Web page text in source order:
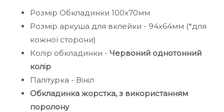
Розмір Обкладинки 100х70мм
Розмір аркуша для вклейки - 94х64мм (*для
кожної сторони)
Колір обкладинки - Червоний однотонний
колір
Палітурка - Вініл
Обкладинка жорстка, з використанням
поролону